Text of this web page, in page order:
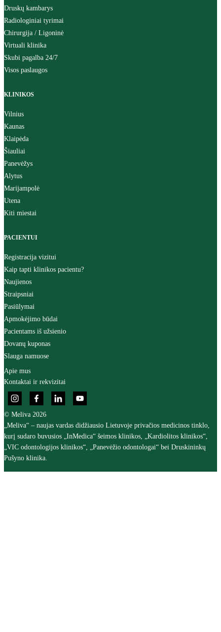
Druskų kambarys
Radiologiniai tyrimai
Chirurgija / Ligoninė
Virtuali klinika
Skubi pagalba 24/7
Visos paslaugos
KLINIKOS
Vilnius
Kaunas
Klaipėda
Šiauliai
Panevėžys
Alytus
Marijampolė
Utena
Kiti miestai
PACIENTUI
Registracija vizitui
Kaip tapti klinikos pacientu?
Naujienos
Straipsniai
Pasiūlymai
Apmokėjimo būdai
Pacientams iš užsienio
Dovanų kuponas
Slauga namuose
Apie mus
Kontaktai ir rekvizitai
© Meliva 2026
„Meliva“ – naujas vardas didžiausio Lietuvoje privačios medicinos tinklo,
kurį sudaro buvusios „InMedica“ šeimos klinikos, „Kardiolitos klinikos“,
„VIC odontologijos klinikos“, „Panevėžio odontologai“ bei Druskininkų
Pušyno klinika.